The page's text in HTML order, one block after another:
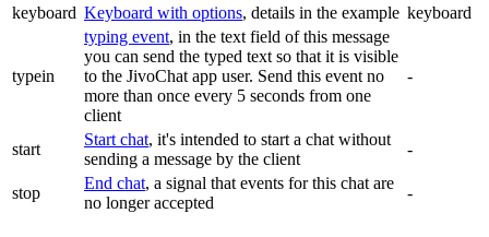
keyboard Keyboard with options, details in the example keyboard
typein
typing event, in the text field of this message
you can send the typed text so that it is visible
to the JivoChat app user. Send this event no
more than once every 5 seconds from one
client
-
start
Start chat, it's intended to start a chat without
sending a message by the client
-
stop
End chat, a signal that events for this chat are
no longer accepted
-